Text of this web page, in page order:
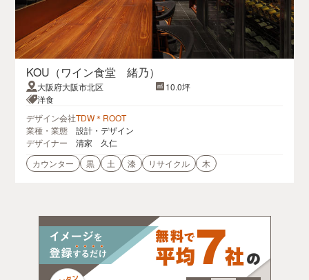
KOU（ワイン食堂 緒乃）
大阪府大阪市北区
10.0坪
洋食
デザイン会社TDW＊ROOT
業種・業態
設計・デザイン
デザイナー
清家 久仁
カウンター
黒 土 漆 リサイクル 木